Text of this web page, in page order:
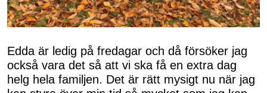
Edda är ledig på fredagar och då försöker jag
också vara det så att vi ska få en extra dag
helg hela familjen. Det är rätt mysigt nu när jag